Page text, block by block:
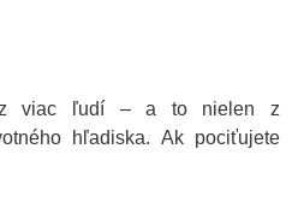
viac ľudí – a to nielen z
hľadiska. Ak pociťujete